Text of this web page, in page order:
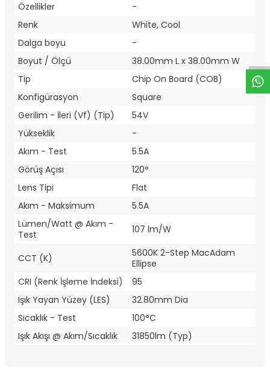
Özellikler
-
Renk
White, Cool
Dalga boyu
-
Boyut / Ölçü
38.00mm L x 38.00mm W
Tip
Chip On Board (COB)
Konfigürasyon
Square
Gerilim - İleri (Vf) (Tip)
54V
Yükseklik
-
Akım - Test
5.5A
Görüş Açısı
120°
Lens Tipi
Flat
Akım - Maksimum
5.5A
Lümen/Watt @ Akım -
Test
107 lm/W
CCT (K)
5600K 2-Step MacAdam
Ellipse
CRI (Renk İşleme İndeksi)
95
Işık Yayan Yüzey (LES)
32.80mm Dia
Sıcaklık - Test
100°C
Işık Akışı @ Akım/Sıcaklık
31850lm (Typ)